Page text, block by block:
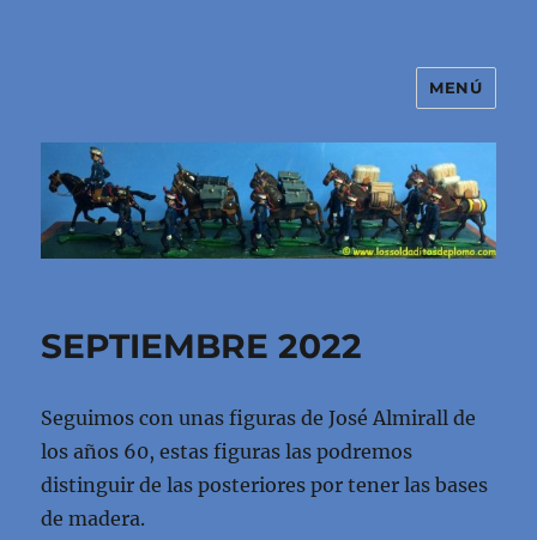
El mundo de los soldaditos de
plomo
MENÚ
SEPTIEMBRE 2022
Seguimos con unas figuras de José Almirall de
los años 60, estas figuras las podremos
distinguir de las posteriores por tener las bases
de madera.